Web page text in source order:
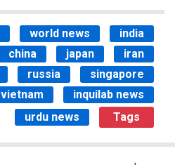
world news
india
china japan
iran
russia
singapore
vietnam
inquilab news
urdu news
Tags